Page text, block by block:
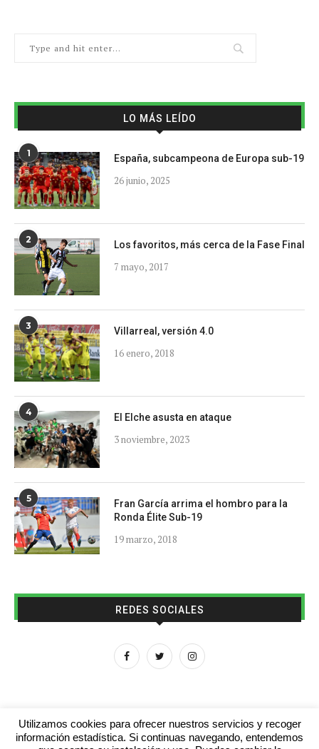
LO MÁS LEÍDO
1 España, subcampeona de Europa sub-19
26 junio, 2025
2 Los favoritos, más cerca de la Fase Final
7 mayo, 2017
3 Villarreal, versión 4.0
16 enero, 2018
4 El Elche asusta en ataque
3 noviembre, 2023
5
Fran García arrima el hombro para la
Ronda Élite Sub-19
19 marzo, 2018
REDES SOCIALES
Utilizamos cookies para ofrecer nuestros servicios y recoger
información estadística. Si continuas navegando, entendemos